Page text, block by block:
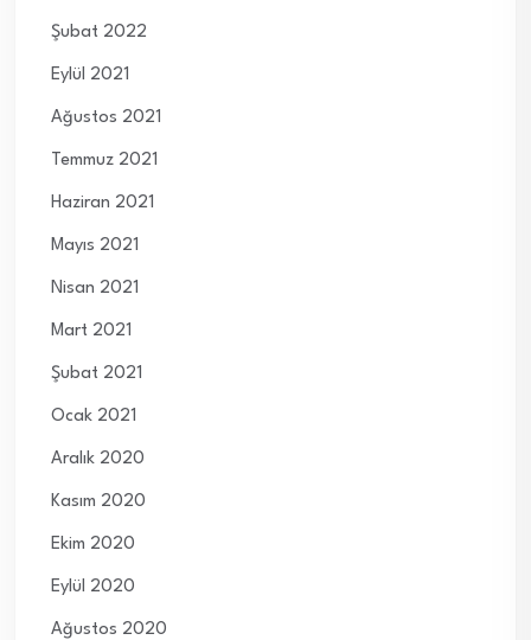
Şubat 2022
Eylül 2021
Ağustos 2021
Temmuz 2021
Haziran 2021
Mayıs 2021
Nisan 2021
Mart 2021
Şubat 2021
Ocak 2021
Aralık 2020
Kasım 2020
Ekim 2020
Eylül 2020
Ağustos 2020